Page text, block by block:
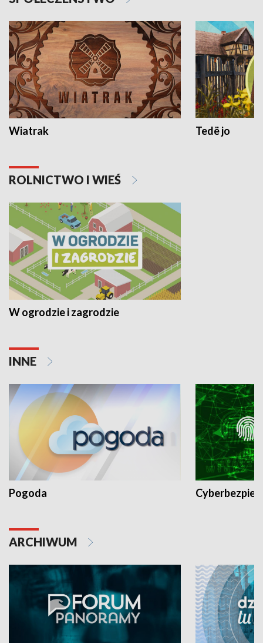
Wiatrak Tedë jo
ROLNICTWO I WIEŚ
W ogrodzie i zagrodzie
INNE
Pogoda
ARCHIWUM